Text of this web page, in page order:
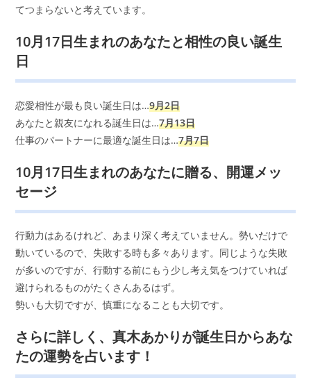
てつまらないと考えています。
10月17日生まれのあなたと相性の良い誕生
日
恋愛相性が最も良い誕生日は…9月2日
あなたと親友になれる誕生日は…7月13日
仕事のパートナーに最適な誕生日は…7月7日
10月17日生まれのあなたに贈る、開運メッ
セージ
行動力はあるけれど、あまり深く考えていません。勢いだけで
動いているので、失敗する時も多々あります。同じような失敗
が多いのですが、行動する前にもう少し考え気をつけていれば
避けられるものがたくさんあるはず。
勢いも大切ですが、慎重になることも大切です。
さらに詳しく、真木あかりが誕生日からあな
たの運勢を占います！